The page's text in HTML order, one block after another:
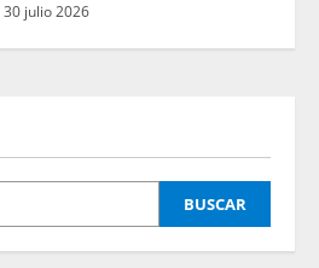
30 julio 2026
BUSCAR